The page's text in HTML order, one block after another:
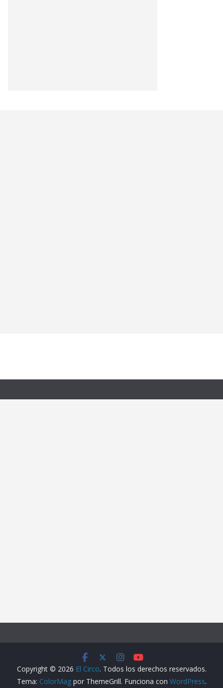
Copyright © 2026 El Circo. Todos los derechos reservados.
Tema: ColorMagpor ThemeGrill. Funciona con WordPress.